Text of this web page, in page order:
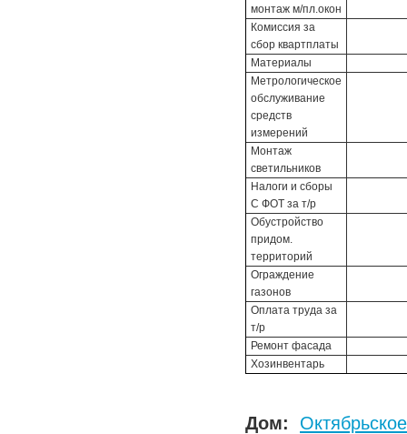
монтаж м/пл.окон
Комиссия за
сбор квартплаты
Материалы
Метрологическое
обслуживание
средств
измерений
Монтаж
светильников
Налоги и сборы
С ФОТ за т/р
Обустройство
придом.
территорий
Ограждение
газонов
Оплата труда за
т/р
Ремонт фасада
Хозинвентарь
Дом: